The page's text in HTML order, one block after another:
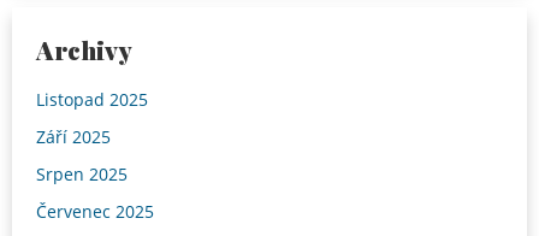
Archivy
Listopad 2025
Září 2025
Srpen 2025
Červenec 2025